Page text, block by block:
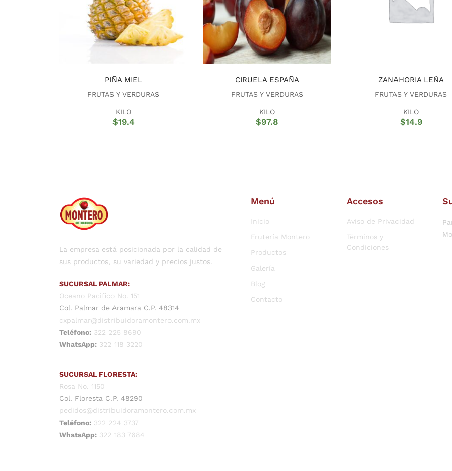
PIÑA MIEL
FRUTAS Y VERDURAS
KILO
$19.4
CIRUELA ESPAÑA
FRUTAS Y VERDURAS
KILO
$97.8
ZANAHORIA LEÑA
FRUTAS Y VERDURAS
KILO
$14.9
La empresa está posicionada por la calidad de
sus productos, su variedad y precios justos.
SUCURSAL PALMAR:
Oceano Pacifico No. 151
Col. Palmar de Aramara C.P. 48314
cxpalmar@distribuidoramontero.com.mx
Teléfono: 322 225 8690
WhatsApp: 322 118 3220
SUCURSAL FLORESTA:
Rosa No. 1150
Col. Floresta C.P. 48290
pedidos@distribuidoramontero.com.mx
Teléfono: 322 224 3737
WhatsApp: 322 183 7684
Menú
Inicio
Frutería Montero
Productos
Galería
Blog
Contacto
Accesos
Aviso de Privacidad
Términos y
Condiciones